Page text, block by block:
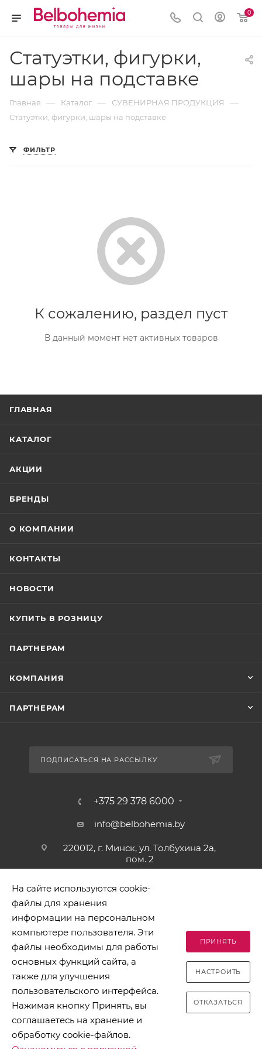
0
Статуэтки, фигурки,
шары на подставке
Главная — Каталог — СУВЕНИРНАЯ ПРОДУКЦИЯ —
Статуэтки, фигурки, шары на подставке
ФИЛЬТР
К сожалению, раздел пуст
В данный момент нет активных товаров
ГЛАВНАЯ
КАТАЛОГ
АКЦИИ
БРЕНДЫ
О КОМПАНИИ
КОНТАКТЫ
НОВОСТИ
КУПИТЬ В РОЗНИЦУ
ПАРТНЕРАМ
КОМПАНИЯ
ПАРТНЕРАМ
ПОДПИСАТЬСЯ НА РАССЫЛКУ
+375 29 378 6000
info@belbohemia.by
220012, г. Минск, ул. Толбухина 2а,
пом. 2
2026 © БЕЛБОГЕМИЯ (c). Оптовая торговля посудой и
хозяйственными товарами. Адрес: 220012, г. Минск, ул.
Толбухина 2а, пом. 2, телефон 8-017-378-60-00
Разработано в Clickmedia
На сайте используются cookie-
файлы для хранения
информации на персональном
компьютере пользователя. Эти
файлы необходимы для работы
основных функций сайта, а
также для улучшения
пользовательского интерфейса.
Нажимая кнопку Принять, вы
соглашаетесь на хранение и
обработку cookie-файлов.
ПРИНЯТЬ
НАСТРОИТЬ
ОТКАЗАТЬСЯ